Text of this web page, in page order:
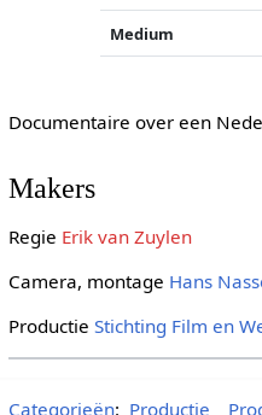
Medium
Documentaire over een
Makers
Regie Erik van Zuylen
Camera, montage Hans
Productie Stichting Film en
Categorieën: Productie